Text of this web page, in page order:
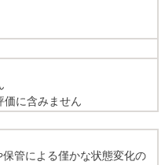
に含みません
保管による僅かな状態変化の